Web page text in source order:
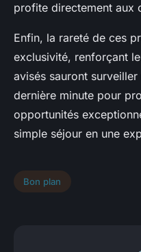
profite directement aux
Enfin, la rareté de ces
exclusivité, renforçant
avisés sauront
dernière minute pour
opportunités
simple séjour en une
Bon plan